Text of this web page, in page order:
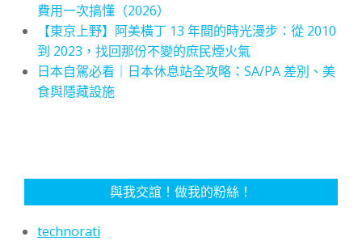
費用一次搞懂（2026）
【東京上野】阿美橫丁 13 年間的時光漫步：從 2010
到 2023，找回那份不變的庶民煙火氣
日本自駕必看｜日本休息站全攻略：SA/PA 差別、美
食與隱藏設施
與我交誼！做我的粉絲！
technorati